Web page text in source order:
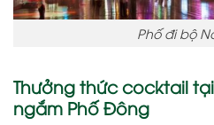
Phố đi bộ
Thưởng thức cocktail
ngắm Phố Đông